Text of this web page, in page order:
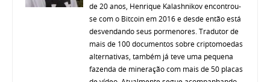
de 20 anos, Henrique Kalashnikov encontrou-
se com o Bitcoin em 2016 e desde então está
desvendando seus pormenores. Tradutor de
mais de 100 documentos sobre criptomoedas
alternativas, também já teve uma pequena
fazenda de mineração com mais de 50 placas